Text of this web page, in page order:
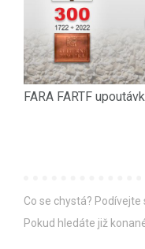
FARA FARTF
Co se chystá? Podívejte
Pokud hledáte již